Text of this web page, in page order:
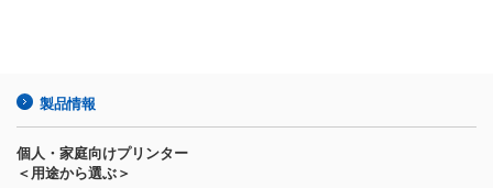
製品情報
個人・家庭向けプリンター
＜用途から選ぶ＞